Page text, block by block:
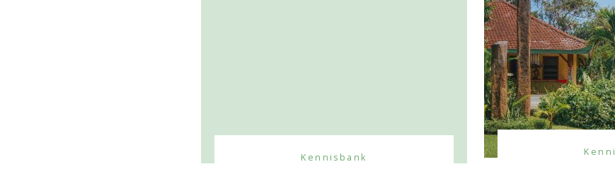
Kennisbank